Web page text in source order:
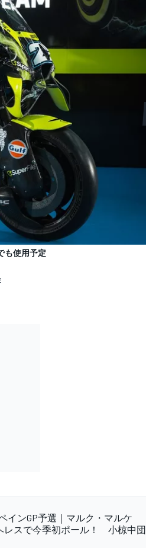
も使用予定
インGP予選｜マルク・マルケ
レスで今季初ポール！ 小椋中団